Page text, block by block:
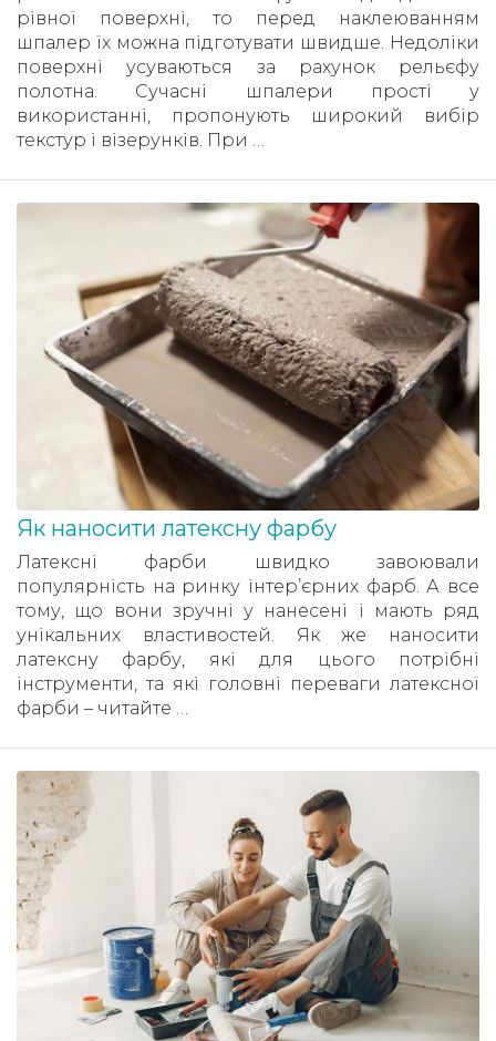
рівної поверхні, то перед наклеюванням
шпалер їх можна підготувати швидше. Недоліки
поверхні усуваються за рахунок рельєфу
полотна. Сучасні шпалери прості у
використанні, пропонують широкий вибір
текстур і візерунків. При …
Як наносити латексну фарбу
Латексні фарби швидко завоювали
популярність на ринку інтер’єрних фарб. А все
тому, що вони зручні у нанесені і мають ряд
унікальних властивостей. Як же наносити
латексну фарбу, які для цього потрібні
інструменти, та які головні переваги латексної
фарби – читайте …